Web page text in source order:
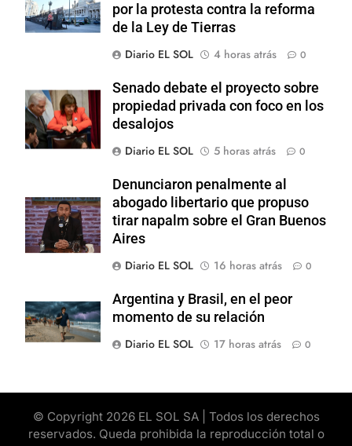
por la protesta contra la reforma
de la Ley de Tierras
Diario EL SOL
4 horas atrás 0
Senado debate el proyecto sobre
propiedad privada con foco en los
desalojos
Diario EL SOL
5 horas atrás 0
Denunciaron penalmente al
abogado libertario que propuso
tirar napalm sobre el Gran Buenos
Aires
Diario EL SOL
16 horas atrás 0
Argentina y Brasil, en el peor
momento de su relación
Diario EL SOL
17 horas atrás 0
© Copyright 2026 EL SOL SA | Todos los derechos
reservados. Queda prohibida la reproducción total o